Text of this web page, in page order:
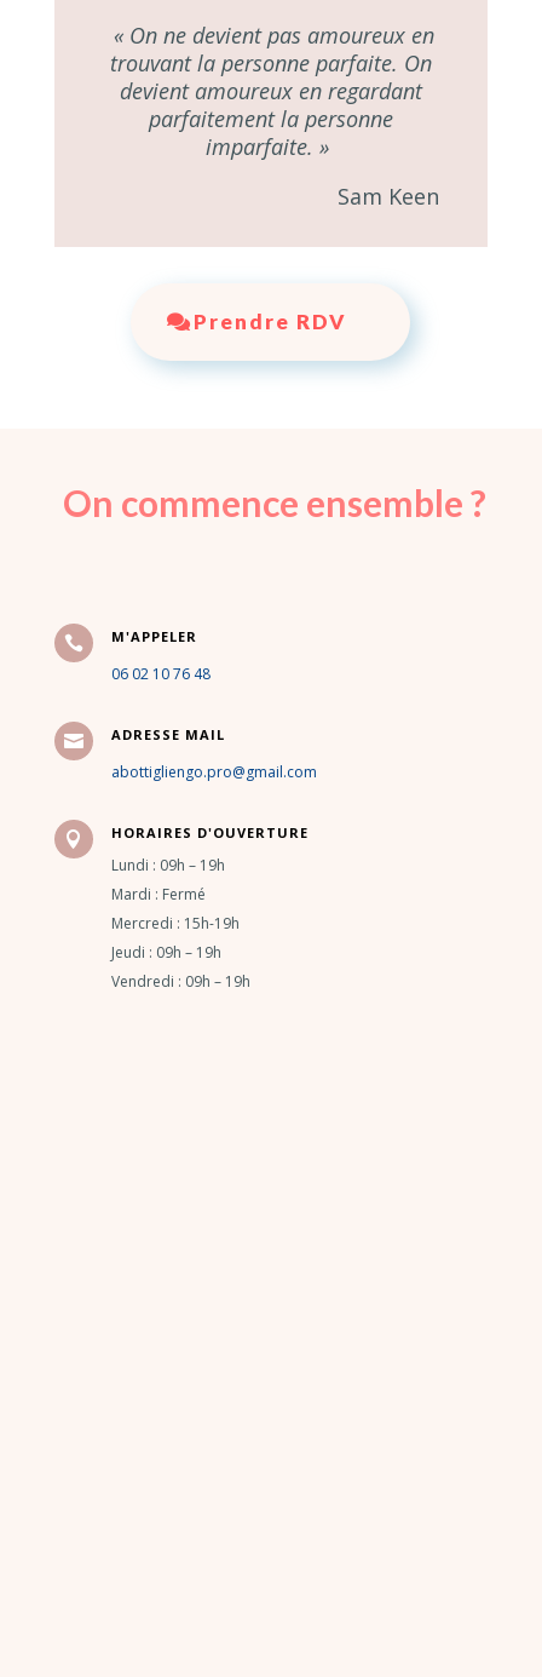
« On ne devient pas amoureux en
trouvant la personne parfaite. On
devient amoureux en regardant
parfaitement la personne
imparfaite. »
Sam Keen
Prendre RDV
On commence ensemble ?
 M'APPELER
06 02 10 76 48
 ADRESSE MAIL
abottigliengo.pro@gmail.com
 HORAIRES D'OUVERTURE
Lundi : 09h – 19h
Mardi : Fermé
Mercredi : 15h-19h
Jeudi : 09h – 19h
Vendredi : 09h – 19h